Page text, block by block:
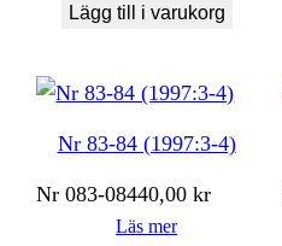
Lägg till i varukorg
Nr 83-84 (1997:3-4)
Nr 083-08440,00kr
Läs mer